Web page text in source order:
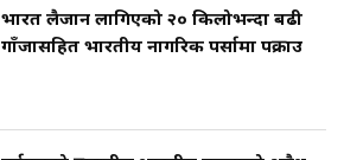
भारत लैजान लागिएको २० किलोभन्दा बढी
गाँजासहित भारतीय नागरिक पर्सामा पक्राउ